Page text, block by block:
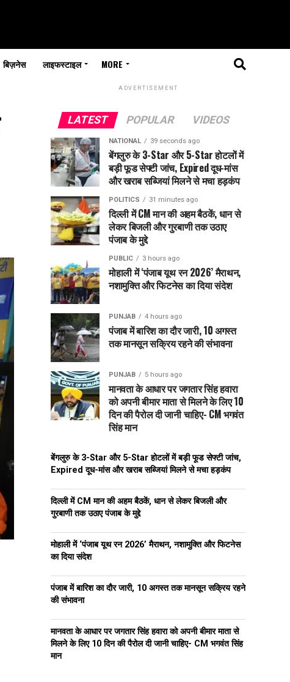
बिज़नेस लाइफस्टाइल MORE
ADVERTISEMENT
LATEST POPULAR VIDEOS
NATIONAL 39 seconds ago
बेंगलुरु के 3-Star और 5-Star होटलों में
बड़ी फूड सेफ्टी जांच, Expired दूध-मांस
और खराब सब्जियां मिलने से मचा हड़कंप
POLITICS 31 minutes ago
दिल्ली में CM मान की अहम बैठकें, धान से
लेकर बिजली और गुरबाणी तक उठाए
पंजाब के मुद्दे
PUBLIC 3 hours ago
मोहाली में ‘पंजाब यूथ रन 2026’ मैराथन,
नशामुक्ति और फिटनेस का दिया संदेश
PUNJAB 4 hours ago
पंजाब में बारिश का दौर जारी, 10 अगस्त
तक मानसून सक्रिय रहने की संभावना
PUNJAB 5 hours ago
मानवता के आधार पर जगतार सिंह हवारा
को अपनी बीमार माता से मिलने के लिए 10
दिन की पैरोल दी जानी चाहिए- CM भगवंत
सिंह मान
बेंगलुरु के 3-Star और 5-Star होटलों में बड़ी फूड सेफ्टी जांच,
Expired दूध-मांस और खराब सब्जियां मिलने से मचा हड़कंप
दिल्ली में CM मान की अहम बैठकें, धान से लेकर बिजली और
गुरबाणी तक उठाए पंजाब के मुद्दे
मोहाली में ‘पंजाब यूथ रन 2026’ मैराथन, नशामुक्ति और फिटनेस
का दिया संदेश
पंजाब में बारिश का दौर जारी, 10 अगस्त तक मानसून सक्रिय रहने
की संभावना
मानवता के आधार पर जगतार सिंह हवारा को अपनी बीमार माता से
मिलने के लिए 10 दिन की पैरोल दी जानी चाहिए- CM भगवंत सिंह
मान